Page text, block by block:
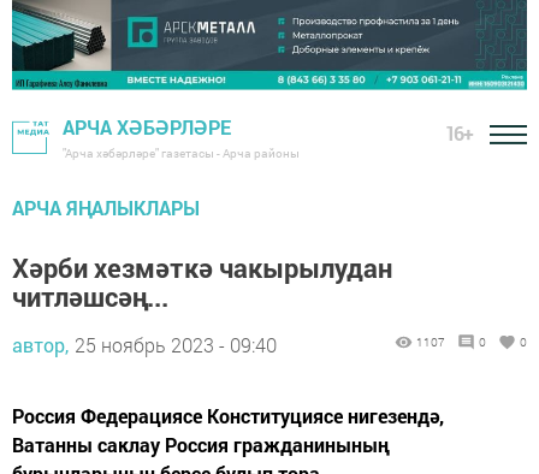
АРЧА ХӘБӘРЛӘРЕ
"Арча хәбәрләре" газетасы - Арча районы
16+
АРЧА ЯҢАЛЫКЛАРЫ
Хәрби хезмәткә чакырылудан
читләшсәң...
автор, 25 ноябрь 2023 - 09:40 1107 0 0
Россия Федерациясе Конституциясе нигезендә,
Ватанны саклау Россия гражданинының